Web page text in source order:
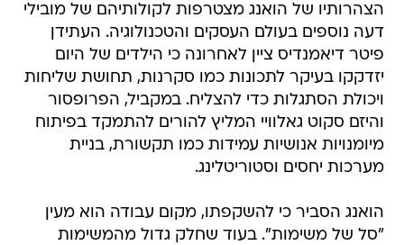
הצהרותיו של הואנג מצטרפות לקולותיהם של מובילי
דעה נוספים בעולם העסקים והטכנולוגיה. העתידן
פיטר דיאמנדיס ציין לאחרונה כי הילדים של היום
יזדקקו בעיקר לתכונות כמו סקרנות, תחושת שליחות
ויכולת הסתגלות כדי להצליח. במקביל, הפרופסור
והיזם סקוט גאלוויי המליץ להורים להתמקד בפיתוח
מיומנויות אנושיות עמידות כמו תקשורת, בניית
מערכות יחסים וסטוריטלינג.
הואנג הסביר כי להשקפתו, מקום עבודה הוא מעין
"סל של משימות". בעוד שחלק גדול מהמשימות